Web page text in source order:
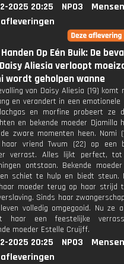
2025 20:25 NPO3
Op Eén Buik: De
Aliesia verloopt
wordt geholpen wanne
van Daisy Aliesia (19) komt
en verandert in een emotionele
en morfine probeert ze
en bekende moeder Djamilla
zware momenten heen. Nomi
vriend Twum (22) op een
verrast. Alles lijkt perfect,
ontstaan. Bekende
schiet te hulp en biedt steun.
moeder terug op haar strijd
Sinds haar
volledig omgegooid. Nu ze
haar een feestelijke
moeder Estelle Cruijff.
2025 20:25 NPO3